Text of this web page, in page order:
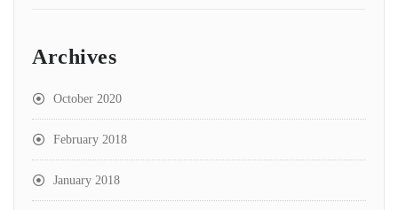
Archives
October 2020
February 2018
January 2018